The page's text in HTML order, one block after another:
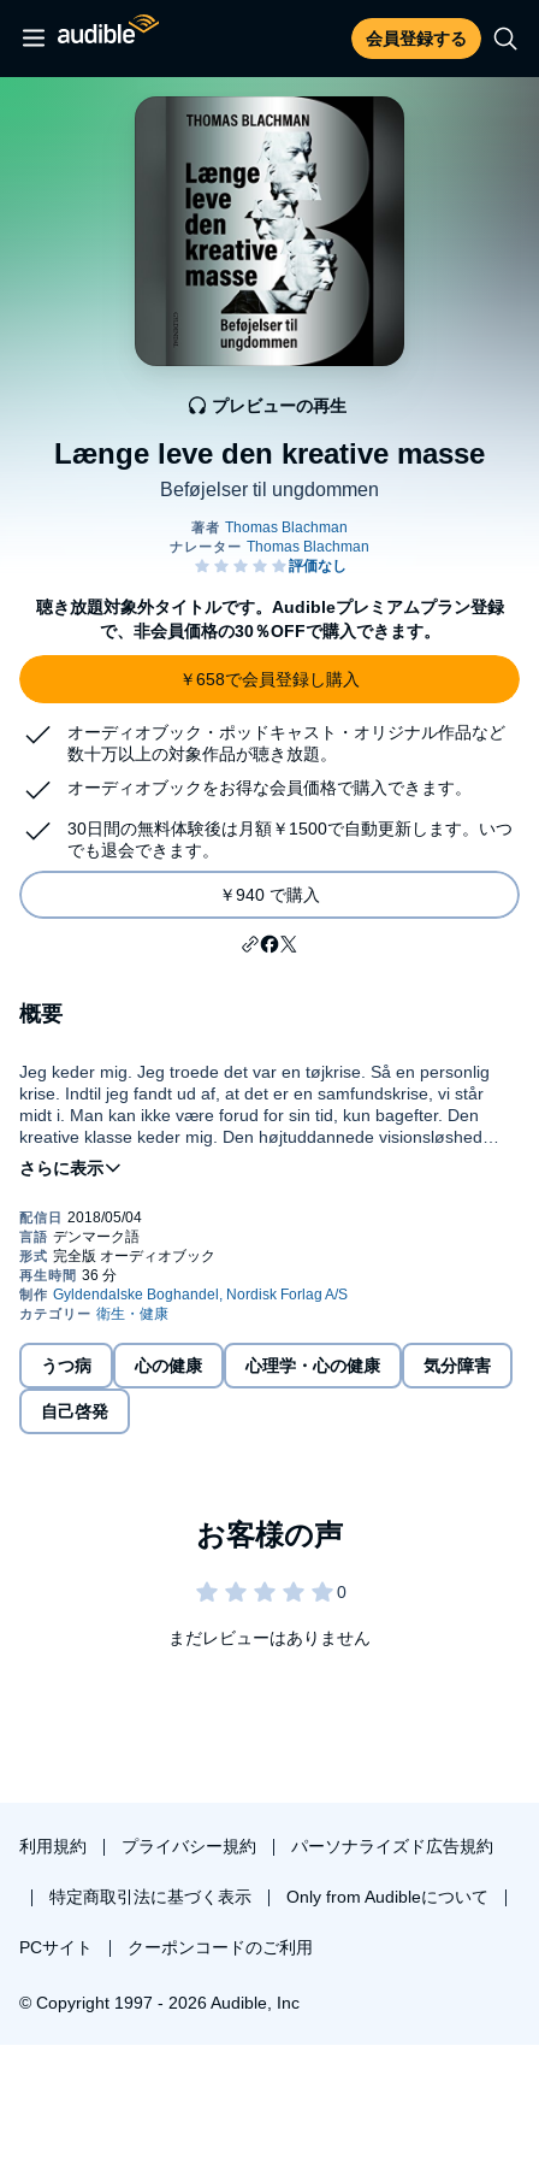
会員登録する
Længe leve den kreative masse
Beføjelser til ungdommen
プレビューの再生
聴き放題対象外タイトルです。Audibleプレミアムプラン登録
で、非会員価格の30％OFFで購入できます。
￥658で会員登録し購入
オーディオブック・ポッドキャスト・オリジナル作品など
数十万以上の対象作品が聴き放題。
オーディオブックをお得な会員価格で購入できます。
30日間の無料体験後は月額￥1500で自動更新します。いつ
でも退会できます。
￥940 で購入
概要
Jeg keder mig. Jeg troede det var en tøjkrise. Så en personlig
krise. Indtil jeg fandt ud af, at det er en samfundskrise, vi står
midt i. Man kan ikke være forud for sin tid, kun bagefter. Den
kreative klasse keder mig. Den højtuddannede visionsløshed
keder mig. Hvor er idéerne henne? Med denne pamflet vil jeg
bane vejen for en ny magtfordeling i Danmark. Så lad mig vise
med at få idéer på dine egne vegne, på dine venner og families
vegne og på fælleskabets vegne. Længe leve den kreative
masse!
©2018 Thomas Blachman, Gyldendal (P)2018 Gyldendal
うつ病 心の健康 心理学・心の健康 気分障害
自己啓発
まだレビューはありません
利用規約 プライバシー規約 パーソナライズド広告規約
特定商取引法に基づく表示 Only from Audibleについて
PCサイト クーポンコードのご利用
© Copyright 1997 - 2026 Audible, Inc